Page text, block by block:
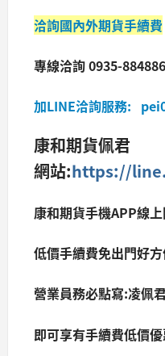
洽詢國內外期貨手續費
專線洽詢 0935-884886
加LINE洽詢服務:
康和期貨佩君
網站:https://
康和期貨手機APP線
低價手續費免出門好
營業員務必點寫:凌佩
即可享有手續費低價